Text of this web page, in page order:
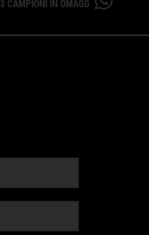
3 CAMPIONI IN OMAGGIO